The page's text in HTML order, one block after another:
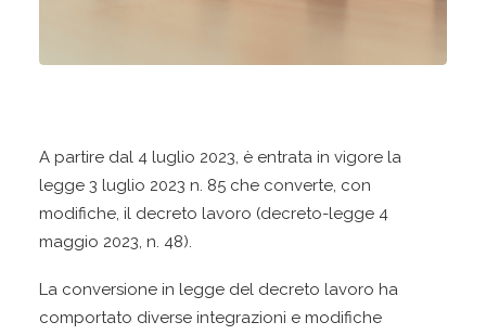
A partire dal 4 luglio 2023, è entrata in vigore la
legge 3 luglio 2023 n. 85 che converte, con
modifiche, il decreto lavoro (decreto-legge 4
maggio 2023, n. 48).
La conversione in legge del decreto lavoro ha
comportato diverse integrazioni e modifiche